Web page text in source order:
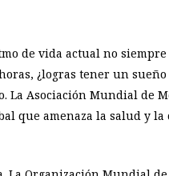
de vida actual no
¿logras tener un sueño
La Asociación Mundial de
que amenaza la salud y la